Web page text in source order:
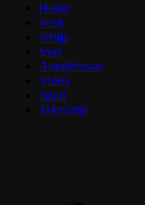
Home
Vesti
Srbija
Svet
Aranđelovac
Video
Sport
Televizija